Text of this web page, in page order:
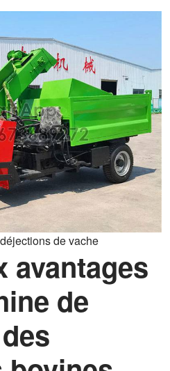
de vache
avantages
de